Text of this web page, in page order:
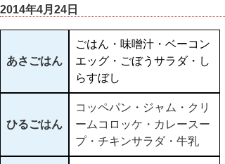
2014年4月24日
あさごはん
ごはん・味噌汁・ベーコン
エッグ・ごぼうサラダ・し
らすぼし
ひるごはん
コッペパン・ジャム・クリ
ームコロッケ・カレースー
プ・チキンサラダ・牛乳